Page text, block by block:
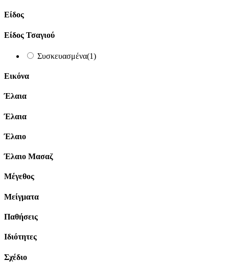
Είδος
Είδος Τσαγιού
Συσκευασμένα(1)
Εικόνα
Έλαια
Έλαια
Έλαιο
Έλαιο Μασαζ
Μέγεθος
Μείγματα
Παθήσεις
Ιδιότητες
Σχέδιο